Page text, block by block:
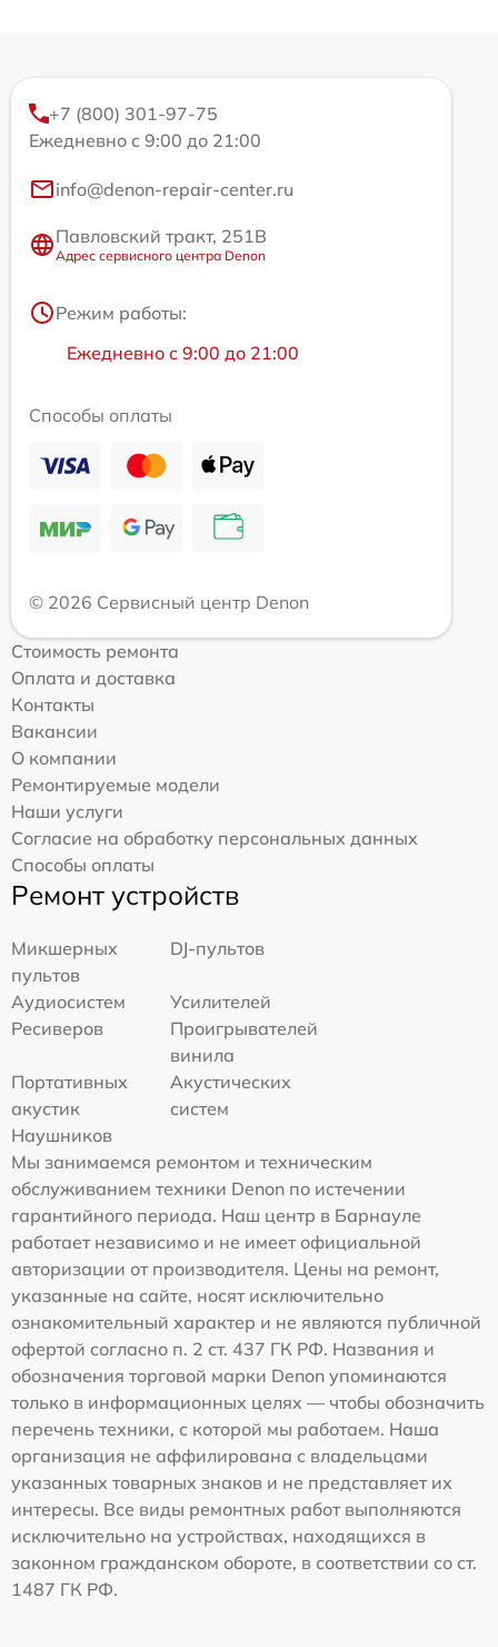
+7 (800) 301-97-75
Ежедневно с 9:00 до 21:00
info@denon-repair-center.ru
Павловский тракт, 251В
Адрес сервисного центра Denon
Режим работы:
Ежедневно с 9:00 до 21:00
Способы оплаты
© 2026 Сервисный центр Denon
Стоимость ремонта
Оплата и доставка
Контакты
Вакансии
О компании
Ремонтируемые модели
Наши услуги
Согласие на обработку персональных данных
Способы оплаты
Ремонт устройств
Микшерных
пультов
DJ-пультов
Аудиосистем
Усилителей
Ресиверов
Проигрывателей
винила
Портативных
акустик
Акустических
систем
Наушников
Мы занимаемся ремонтом и техническим
обслуживанием техники Denon по истечении
гарантийного периода. Наш центр в Барнауле
работает независимо и не имеет официальной
авторизации от производителя. Цены на ремонт,
указанные на сайте, носят исключительно
ознакомительный характер и не являются публичной
офертой согласно п. 2 ст. 437 ГК РФ. Названия и
обозначения торговой марки Denon упоминаются
только в информационных целях — чтобы обозначить
перечень техники, с которой мы работаем. Наша
организация не аффилирована с владельцами
указанных товарных знаков и не представляет их
интересы. Все виды ремонтных работ выполняются
исключительно на устройствах, находящихся в
законном гражданском обороте, в соответствии со ст.
1487 ГК РФ.